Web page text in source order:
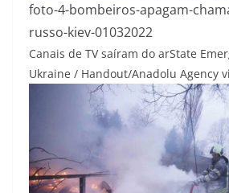
foto-4-bombeiros-apagam-
russo-kiev-01032022
Canais de TV saíram do arState
Ukraine / Handout/Anadolu Agency